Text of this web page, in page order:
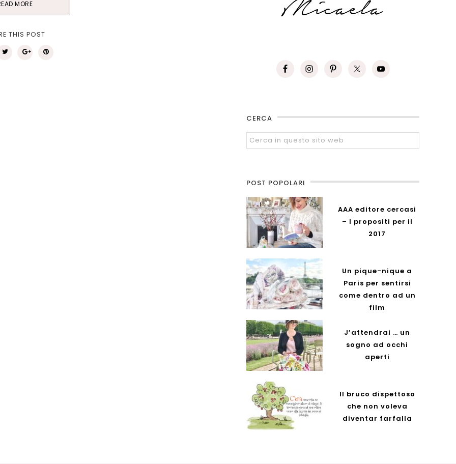
MORE
THIS POST
CERCA
POST POPOLARI
AAA editore cercasi
– I propositi per il
2017
Un pique-nique a
Paris per sentirsi
come dentro ad un
film
J’attendrai … un
sogno ad occhi
aperti
Il bruco dispettoso
che non voleva
diventar farfalla